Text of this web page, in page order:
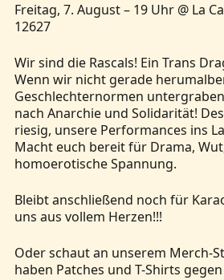
Freitag, 7. August – 19 Uhr @ La
12627
Wir sind die Rascals! Ein Trans
Wenn wir nicht gerade
Geschlechternormen
nach Anarchie und Solidarität!
riesig, unsere Performances ins
Macht euch bereit für Drama,
homoerotische Spannung.
Bleibt anschließend noch für
uns aus vollem Herzen!!!
Oder schaut an unserem Merch-
haben Patches und T-Shirts